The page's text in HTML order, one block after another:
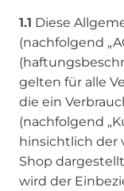
1.1 Diese
(nachfolgend
gelten für alle
die ein
(nachfolgend
hinsichtlich der
Shop
wird der